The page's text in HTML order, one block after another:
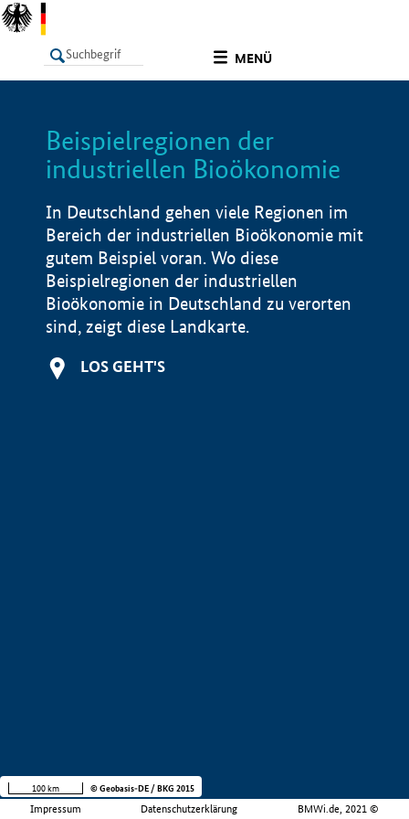
MENÜ
LISTE
Beispielregionen der
industriellen Bioökonomie
In Deutschland gehen viele Regionen im
Bereich der industriellen Bioökonomie mit
gutem Beispiel voran. Wo diese
Beispielregionen der industriellen
Bioökonomie in Deutschland zu verorten
sind, zeigt diese Landkarte.
LOS GEHT'S
Impressum Datenschutzerklärung BMWi.de, 2021 ©
100 km © Geobasis-DE / BKG 2015